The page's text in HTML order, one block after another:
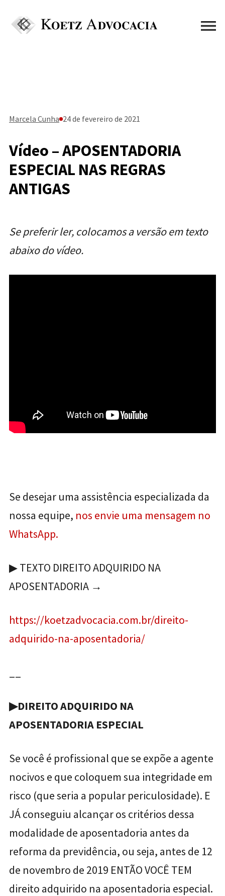
Marcela Cunha 24 de fevereiro de 2021
Vídeo – APOSENTADORIA
ESPECIAL NAS REGRAS
ANTIGAS
Se preferir ler, colocamos a versão em texto
abaixo do vídeo.
Se desejar uma assistência especializada da
nossa equipe, nos envie uma mensagem no
WhatsApp.
▶ TEXTO DIREITO ADQUIRIDO NA
APOSENTADORIA →
https://koetzadvocacia.com.br/direito-
adquirido-na-aposentadoria/
▶DIREITO ADQUIRIDO NA
APOSENTADORIA ESPECIAL
Se você é profissional que se expõe a agente
nocivos e que coloquem sua integridade em
risco (que seria a popular periculosidade). E
JÁ conseguiu alcançar os critérios dessa
modalidade de aposentadoria antes da
reforma da previdência, ou seja, antes de 12
de novembro de 2019 ENTÃO VOCÊ TEM
direito adquirido na aposentadoria especial.